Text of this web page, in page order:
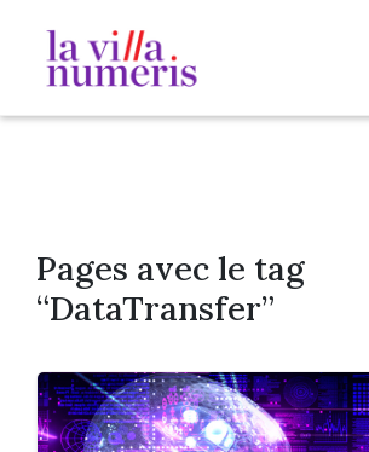
Pages avec le tag
“DataTransfer”